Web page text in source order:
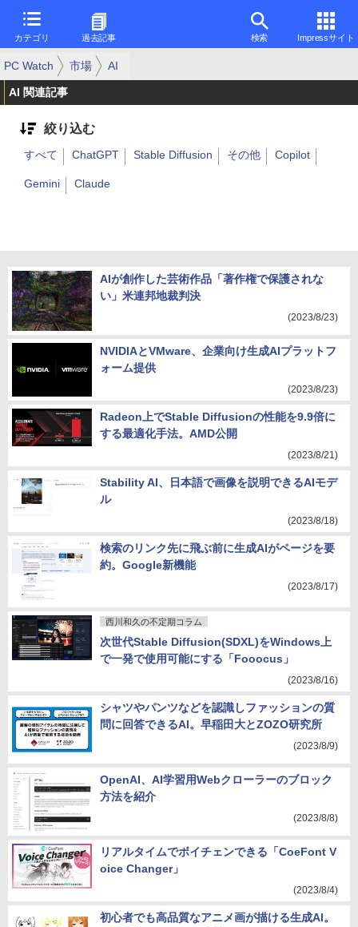
カテゴリ 過去記事 検索 Impressサイト
PC Watch 市場 AI
AI 関連記事
絞り込む
すべて ChatGPT Stable Diffusion その他 Copilot
Gemini Claude
AIが創作した芸術作品「著作権で保護されな
い」米連邦地裁判決
(2023/8/23)
NVIDIAとVMware、企業向け生成AIプラットフ
ォーム提供
(2023/8/23)
Radeon上でStable Diffusionの性能を9.9倍に
する最適化手法。AMD公開
(2023/8/21)
Stability AI、日本語で画像を説明できるAIモデ
ル
(2023/8/18)
検索のリンク先に飛ぶ前に生成AIがページを要
約。Google新機能
(2023/8/17)
西川和久の不定期コラム
次世代Stable Diffusion(SDXL)をWindows上
で一発で使用可能にする「Fooocus」
(2023/8/16)
シャツやパンツなどを認識しファッションの質
問に回答できるAI。早稲田大とZOZO研究所
(2023/8/9)
OpenAI、AI学習用Webクローラーのブロック
方法を紹介
(2023/8/8)
リアルタイムでボイチェンできる「CoeFont V
oice Changer」
(2023/8/4)
初心者でも高品質なアニメ画が描ける生成AI。